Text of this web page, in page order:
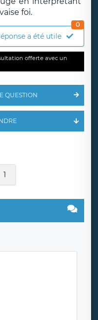
foi.
a été utile
0
offerte avec un
QUESTION
1